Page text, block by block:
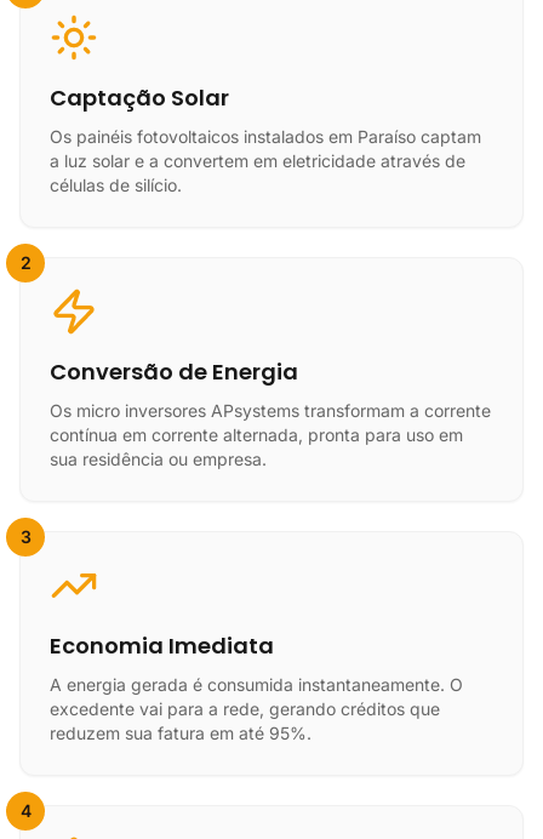
Captação Solar
Os painéis fotovoltaicos instalados em Paraíso captam
a luz solar e a convertem em eletricidade através de
células de silício.
2
Conversão de Energia
Os micro inversores APsystems transformam a corrente
contínua em corrente alternada, pronta para uso em
sua residência ou empresa.
3
Economia Imediata
A energia gerada é consumida instantaneamente. O
excedente vai para a rede, gerando créditos que
reduzem sua fatura em até 95%.
4